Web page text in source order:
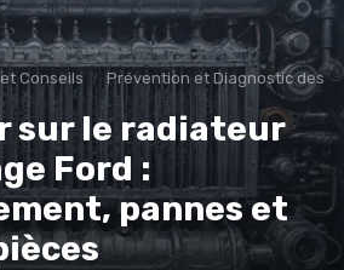
Conseils Prévention et Diagnostic des
sur le radiateur
Ford :
pannes et